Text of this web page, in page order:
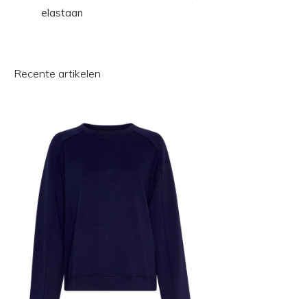
elastaan
Recente artikelen